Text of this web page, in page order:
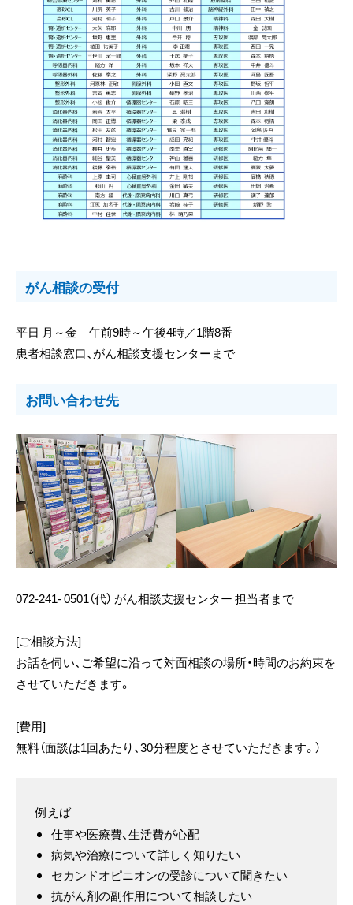
がん相談の受付
平日 月～金 午前9時～午後4時／1階8番
患者相談窓口、がん相談支援センターまで
お問い合わせ先
072-241- 0501（代） がん相談支援センター 担当者まで
[ご相談方法]
お話を伺い、ご希望に沿って対面相談の場所・時間のお約束を
させていただきます。
[費用]
無料（面談は1回あたり、30分程度とさせていただきます。）
例えば
仕事や医療費、生活費が心配
病気や治療について詳しく知りたい
セカンドオピニオンの受診について聞きたい
抗がん剤の副作用について相談したい